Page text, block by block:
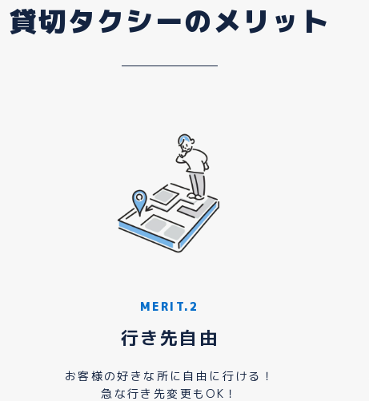
貸切タクシーのメリット
MERIT.2
行き先自由
お客様の好きな所に自由に行ける！
急な行き先変更もOK！